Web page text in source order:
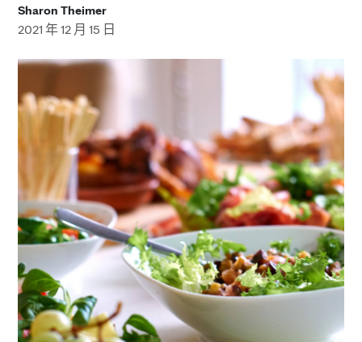
Sharon Theimer
2021 年 12 月 15 日